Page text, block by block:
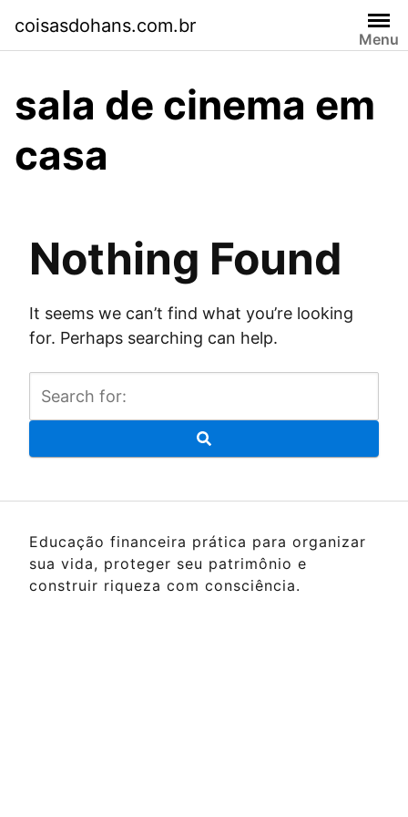
content
coisasdohans.com.br
Menu
sala de cinema em
casa
Nothing Found
It seems we can’t find what you’re looking
for. Perhaps searching can help.
Educação financeira prática para organizar
sua vida, proteger seu patrimônio e
construir riqueza com consciência.